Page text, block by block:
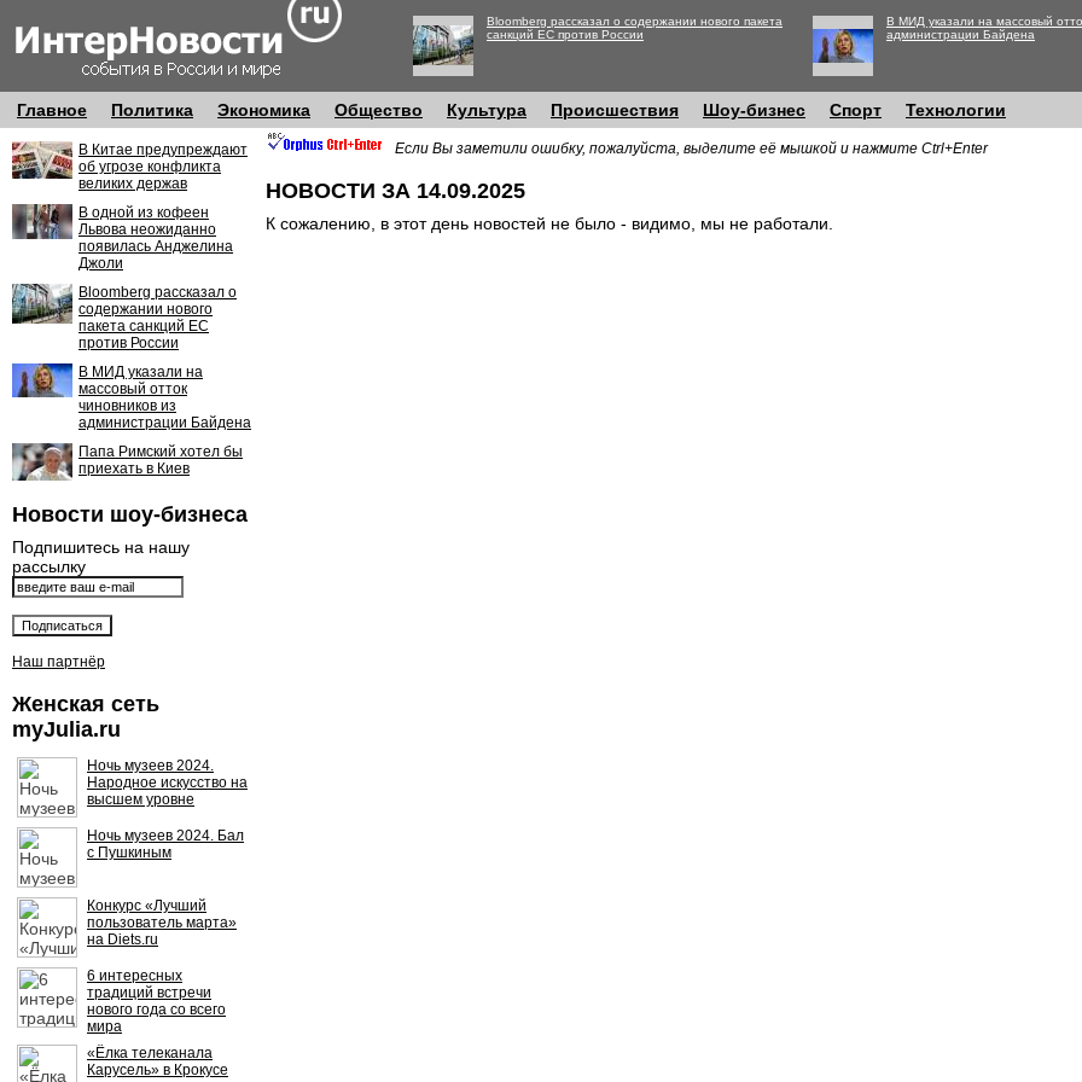
Bloomberg рассказал о содержании нового пакета
санкций ЕС против России
В МИД указали на массовый
администрации Байдена
Главное Политика Экономика Общество Культура Происшествия Шоу-бизнес Спорт Технологии
В Китае предупреждают
об угрозе конфликта
великих держав
В одной из кофеен
Львова неожиданно
появилась Анджелина
Джоли
Bloomberg рассказал о
содержании нового
пакета санкций ЕС
против России
В МИД указали на
массовый отток
чиновников из
администрации Байдена
Папа Римский хотел бы
приехать в Киев
Новости шоу-бизнеса
Подпишитесь на нашу
рассылку
Наш партнёр
Женская сеть
myJulia.ru
Ночь музеев 2024.
Народное искусство на
высшем уровне
Ночь музеев 2024. Бал
с Пушкиным
Конкурс «Лучший
пользователь марта»
на Diets.ru
6 интересных
традиций встречи
нового года со всего
мира
«Ёлка телеканала
Карусель» в Крокусе
Если Вы заметили ошибку, пожалуйста, выделите её мышкой и нажмите Ctrl+Enter
НОВОСТИ ЗА 14.09.2025
К сожалению, в этот день новостей не было - видимо, мы не работали.